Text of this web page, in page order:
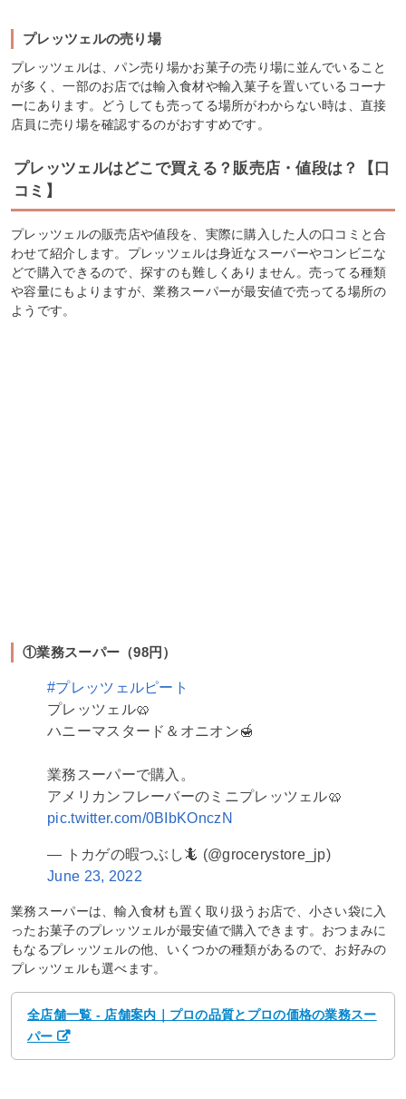
プレッツェルの売り場
プレッツェルは、パン売り場かお菓子の売り場に並んでいること
が多く、一部のお店では輸入食材や輸入菓子を置いているコーナ
ーにあります。どうしても売ってる場所がわからない時は、直接
店員に売り場を確認するのがおすすめです。
プレッツェルはどこで買える？販売店・値段は？【口
コミ】
プレッツェルの販売店や値段を、実際に購入した人の口コミと合
わせて紹介します。プレッツェルは身近なスーパーやコンビニな
どで購入できるので、探すのも難しくありません。売ってる種類
や容量にもよりますが、業務スーパーが最安値で売ってる場所の
ようです。
①業務スーパー（98円）
#プレッツェルピート
プレッツェル🥨
ハニーマスタード＆オニオン🍯
業務スーパーで購入。
アメリカンフレーバーのミニプレッツェル🥨
pic.twitter.com/0BIbKOnczN
— トカゲの暇つぶし🦎 (@grocerystore_jp)
June 23, 2022
業務スーパーは、輸入食材も置く取り扱うお店で、小さい袋に入
ったお菓子のプレッツェルが最安値で購入できます。おつまみに
もなるプレッツェルの他、いくつかの種類があるので、お好みの
プレッツェルも選べます。
全店舗一覧 - 店舗案内｜プロの品質とプロの価格の業務スー
パー